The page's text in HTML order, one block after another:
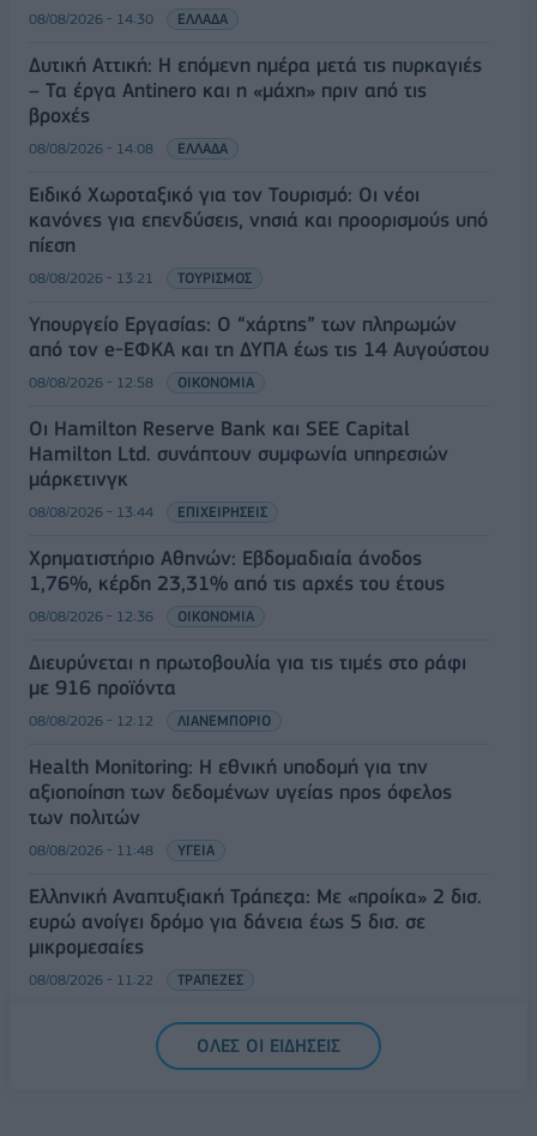
08/08/2026 - 14:30 ΕΛΛΑΔΑ
Δυτική Αττική: Η επόμενη ημέρα μετά τις πυρκαγιές
– Τα έργα Antinero και η «μάχη» πριν από τις
βροχές
08/08/2026 - 14:08 ΕΛΛΑΔΑ
Ειδικό Χωροταξικό για τον Τουρισμό: Οι νέοι
κανόνες για επενδύσεις, νησιά και προορισμούς υπό
πίεση
08/08/2026 - 13:21 ΤΟΥΡΙΣΜΟΣ
Υπουργείο Εργασίας: Ο “χάρτης” των πληρωμών
από τον e-ΕΦΚΑ και τη ΔΥΠΑ έως τις 14 Αυγούστου
08/08/2026 - 12:58 ΟΙΚΟΝΟΜΙΑ
Οι Hamilton Reserve Bank και SEE Capital
Hamilton Ltd. συνάπτουν συμφωνία υπηρεσιών
μάρκετινγκ
08/08/2026 - 13:44 ΕΠΙΧΕΙΡΗΣΕΙΣ
Χρηματιστήριο Αθηνών: Εβδομαδιαία άνοδος
1,76%, κέρδη 23,31% από τις αρχές του έτους
08/08/2026 - 12:36 ΟΙΚΟΝΟΜΙΑ
Διευρύνεται η πρωτοβουλία για τις τιμές στο ράφι
με 916 προϊόντα
08/08/2026 - 12:12 ΛΙΑΝΕΜΠΟΡΙΟ
Health Monitoring: Η εθνική υποδομή για την
αξιοποίηση των δεδομένων υγείας προς όφελος
των πολιτών
08/08/2026 - 11:48 ΥΓΕΙΑ
Ελληνική Αναπτυξιακή Τράπεζα: Με «προίκα» 2 δισ.
ευρώ ανοίγει δρόμο για δάνεια έως 5 δισ. σε
μικρομεσαίες
08/08/2026 - 11:22 ΤΡΑΠΕΖΕΣ
5G παντού, 6G στον ορίζοντα: Πού βρίσκεται η
Ελλάδα στη μεγάλη τεχνολογική μετάβαση
ΟΛΕΣ ΟΙ ΕΙΔΗΣΕΙΣ